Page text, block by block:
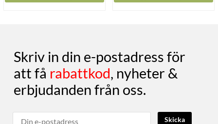
Skriv in din e-postadress för
att få rabattkod, nyheter &
erbjudanden från oss.
Skicka